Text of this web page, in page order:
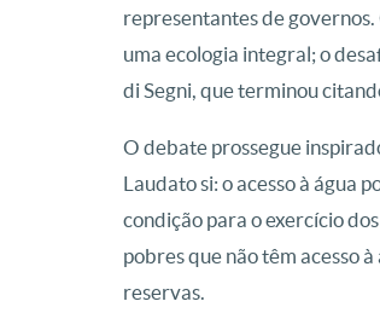
representantes de
uma ecologia integral; o
di Segni, que terminou
O debate prossegue
Laudato si: o acesso à água
condição para o exercício
pobres que não têm acesso
reservas.